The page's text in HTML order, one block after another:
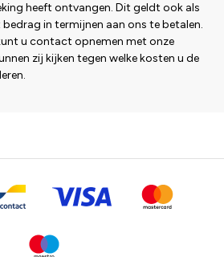
heeft ontvangen. Dit geldt ook als
in termijnen aan ons te betalen.
u contact opnemen met onze
zij kijken tegen welke kosten u de